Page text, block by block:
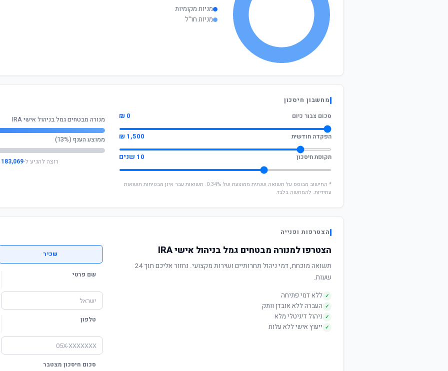
מניות מקומיות
מניות חו"ל
מחשבון חיסכון
סכום צבור כיום
0 ₪
הפקדה חודשית 1,500 ₪
תקופת חיסכון 10 שנים
* החישוב מבוסס על תשואה שנתית ממוצעת של 0.34%. תשואות עבר אינן מבטיחות תשואות
עתידיות. להמחשה בלבד.
מנורה מבטחים גמל בניהול אישי IRA
ממוצע הענף (13%)
רוצה להגיע ל-183,069 ₪
הצטרפות ופנייה
הצטרפו למנורה מבטחים גמל בניהול אישי IRA
תשואה מוכחת, דמי ניהול תחרותיים ושירות מקצועי. נחזור אליכם תוך 24
שעות.
✓ ללא דמי פתיחה
✓ העברה ללא אובדן וותק
✓ ניהול דיגיטלי מלא
✓ ייעוץ אישי ללא עלות
שכיר
שם פרטי
טלפון
סכום חיסכון מצטבר